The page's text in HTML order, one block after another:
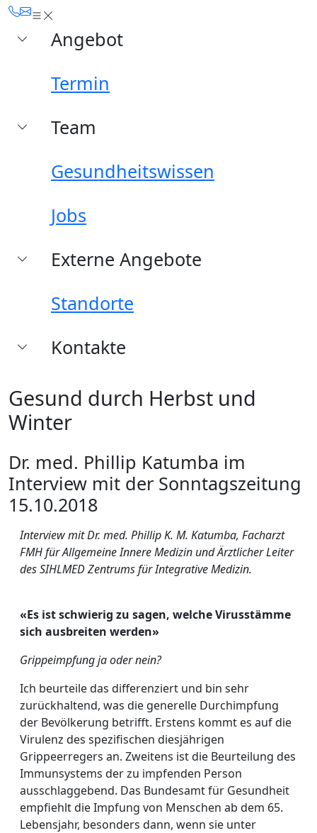
Angebot
Termin
Team
Gesundheitswissen
Jobs
Externe Angebote
Standorte
Kontakte
Gesund durch Herbst und
Winter
Dr. med. Phillip Katumba im
Interview mit der Sonntagszeitung
15.10.2018
Interview mit Dr. med. Phillip K. M. Katumba, Facharzt
FMH für Allgemeine Innere Medizin undÄrztlicher Leiter
des SIHLMED Zentrums für Integrative Medizin.
«Es ist schwierig zu sagen, welche Virusstämme
sich ausbreiten werden»
Grippeimpfung ja oder nein?
Ich beurteile das differenziert und bin sehr
zurückhaltend, was die generelle Durchimpfung
der Bevölkerung betrifft. Erstens kommt es auf die
Virulenz des spezifischen diesjährigen
Grippeerregers an. Zweitens ist die Beurteilung des
Immunsystems der zu impfenden Person
ausschlaggebend. Das Bundesamt für Gesundheit
empfiehlt die Impfung von Menschen ab dem 65.
Lebensjahr, besonders dann, wenn sie unter